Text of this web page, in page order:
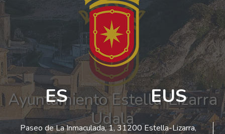
ES EUS
Paseo de La Inmaculada, 1, 31200 Estella-Lizarra,
Ayuntamiento Estella-Lizarra
Udala